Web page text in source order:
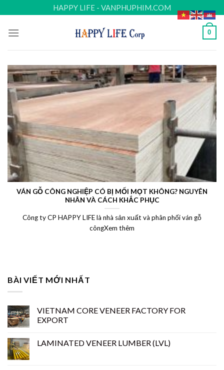
to
content
HAPPY LIFE - VANPHUPHIM.COM
0
VÁN GỖ CÔNG NGHIỆP CÓ BỊ MỐI MỌT KHÔNG? NGUYÊN
NHÂN VÀ CÁCH KHẮC PHỤC
Công ty CP HAPPY LIFE là nhà sản xuất và phân phối ván gỗ
côngXem thêm
BÀI VIẾT MỚI NHẤT
VIETNAM CORE VENEER FACTORY FOR
EXPORT
LAMINATED VENEER LUMBER (LVL)